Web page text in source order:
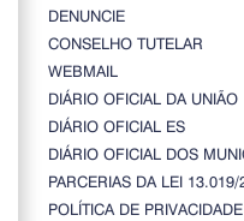
DENUNCIE
CONSELHO TUTELAR
WEBMAIL
DIÁRIO OFICIAL DA UNIÃO
DIÁRIO OFICIAL ES
DIÁRIO OFICIAL DOS
PARCERIAS DA LEI 13.019/
POLÍTICA DE PRIVACIDADE